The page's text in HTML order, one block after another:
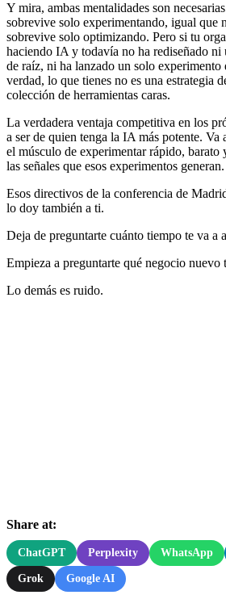
Y mira, ambas mentalidades son
sobrevive solo experimentando, igual que
sobrevive solo optimizando. Pero si tu
haciendo IA y todavía no ha rediseñado
de raíz, ni ha lanzado un solo experimento
verdad, lo que tienes no es una estrategia
colección de herramientas caras.
La verdadera ventaja competitiva en los
a ser de quien tenga la IA más potente. Va
el músculo de experimentar rápido, barato
las señales que esos experimentos generan.
Esos directivos de la conferencia de
lo doy también a ti.
Deja de preguntarte cuánto tiempo te va a
Empieza a preguntarte qué negocio nuevo
Lo demás es ruido.
Share at:
ChatGPT Perplexity WhatsApp
Grok Google AI